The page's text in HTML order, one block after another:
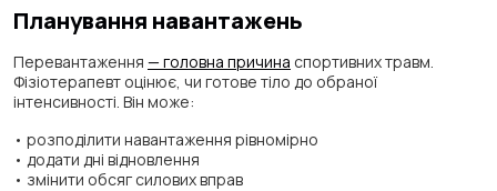
Планування навантажень
Перевантаження — головна причина спортивних травм.
Фізіотерапевт оцінює, чи готове тіло до обраної
інтенсивності. Він може:
• розподілити навантаження рівномірно
• додати дні відновлення
• змінити обсяг силових вправ